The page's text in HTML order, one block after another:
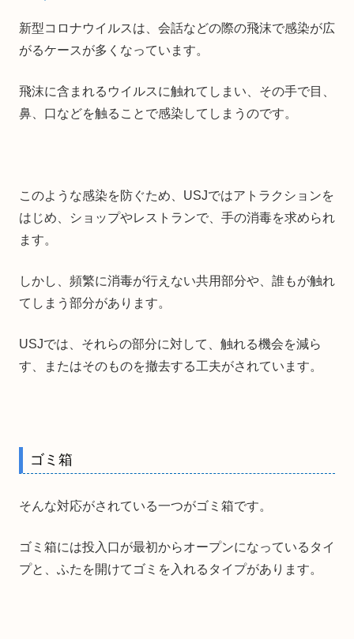
新型コロナウイルスは、会話などの際の飛沫で感染が広
がるケースが多くなっています。
飛沫に含まれるウイルスに触れてしまい、その手で目、
鼻、口などを触ることで感染してしまうのです。
このような感染を防ぐため、USJではアトラクションを
はじめ、ショップやレストランで、手の消毒を求められ
ます。
しかし、頻繁に消毒が行えない共用部分や、誰もが触れ
てしまう部分があります。
USJでは、それらの部分に対して、触れる機会を減ら
す、またはそのものを撤去する工夫がされています。
ゴミ箱
そんな対応がされている一つがゴミ箱です。
ゴミ箱には投入口が最初からオープンになっているタイ
プと、ふたを開けてゴミを入れるタイプがあります。